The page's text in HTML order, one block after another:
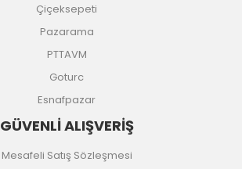
Çiçeksepeti
Pazarama
PTTAVM
Goturc
Esnafpazar
GÜVENLİ ALIŞVERİŞ
Mesafeli Satış Sözleşmesi